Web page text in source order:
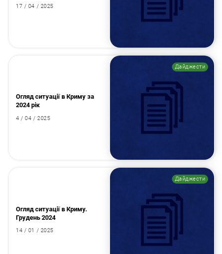
17 / 04 / 2025
Дайджести
Огляд ситуації в Криму за
2024 рік
4 / 04 / 2025
Дайджести
Огляд ситуації в Криму.
Грудень 2024
14 / 01 / 2025